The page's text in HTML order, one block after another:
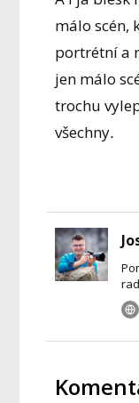
málo scén,
portrétní a
jen málo
trochu
všechny.